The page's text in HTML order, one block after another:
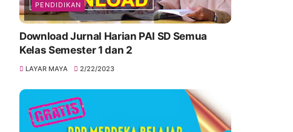
PENDIDIKAN
Download Jurnal Harian PAI SD Semua
Kelas Semester 1 dan 2
LAYAR MAYA 2/22/2023